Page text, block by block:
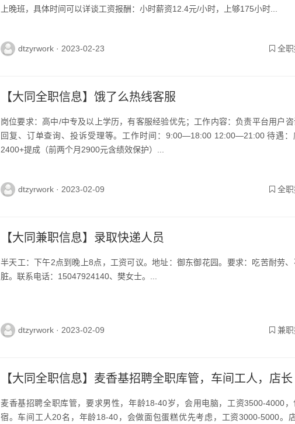
上晚班，具体时间可以详谈工资报酬：小时薪资12.4元/小时，上够175小时...
dtzyrwork · 2023-02-23 全
【大同全职信息】饿了么热线客服
岗位要求：高中/中专及以上学历，有客服经验优先；工作内容：负责平台用户咨
回复、订单查询、投诉受理等。工作时间：9:00—18:00 12:00—21:00 待遇：
2400+提成（前两个月2900元含绩效保护）...
dtzyrwork · 2023-02-09 全
【大同兼职信息】​录取快递人员
半天工：下午2点到晚上8点，工资可议。地址：御东御花园。要求：吃苦耐劳、
脏。联系电话：15047924140、樊女士。...
dtzyrwork · 2023-02-09 兼
【大同全职信息】麦香基招聘全职库管，车间工人，店长
麦香基招聘全职库管，要求男性，年龄18-40岁，会用电脑，工资3500-4000，
宿。车间工人20名，年龄18-40，会做面包蛋糕优先考虑，工资3000-5000。